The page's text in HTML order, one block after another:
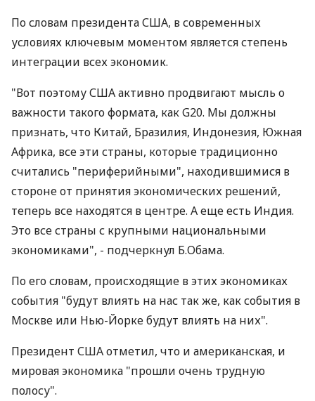
По словам президента США, в современных
условиях ключевым моментом является степень
интеграции всех экономик.
"Вот поэтому США активно продвигают мысль о
важности такого формата, как G20. Мы должны
признать, что Китай, Бразилия, Индонезия, Южная
Африка, все эти страны, которые традиционно
считались "периферийными", находившимися в
стороне от принятия экономических решений,
теперь все находятся в центре. А еще есть Индия.
Это все страны с крупными национальными
экономиками", - подчеркнул Б.Обама.
По его словам, происходящие в этих экономиках
события "будут влиять на нас так же, как события в
Москве или Нью-Йорке будут влиять на них".
Президент США отметил, что и американская, и
мировая экономика "прошли очень трудную
полосу".